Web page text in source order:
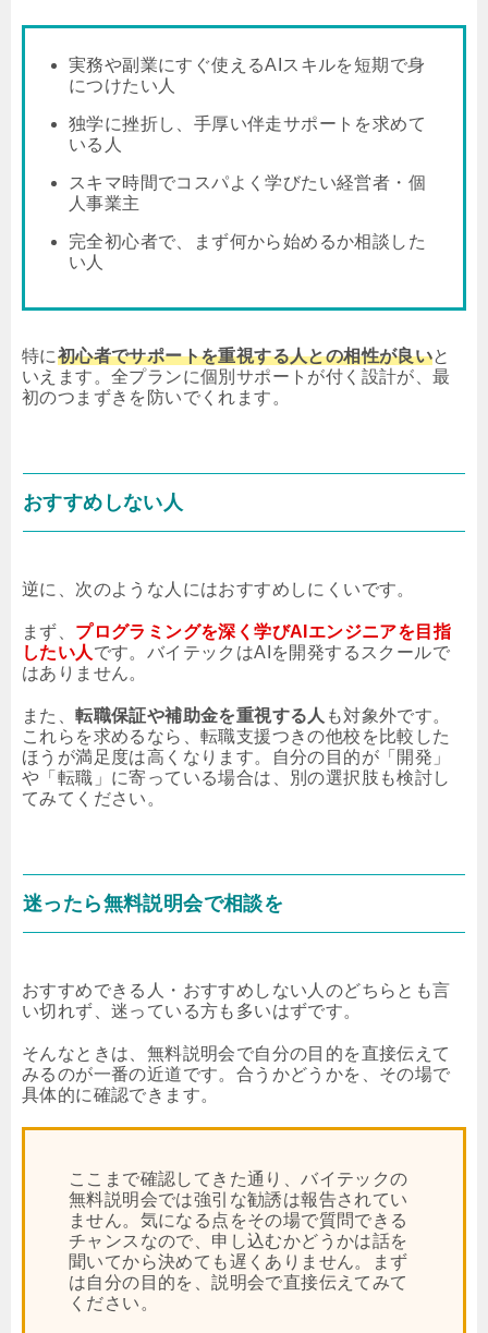
実務や副業にすぐ使えるAIスキルを短期で身
につけたい人
独学に挫折し、手厚い伴走サポートを求めて
いる人
スキマ時間でコスパよく学びたい経営者・個
人事業主
完全初心者で、まず何から始めるか相談した
い人
特に初心者でサポートを重視する人との相性が良いと
いえます。全プランに個別サポートが付く設計が、最
初のつまずきを防いでくれます。
おすすめしない人
逆に、次のような人にはおすすめしにくいです。
まず、 プログラミングを深く学びAIエンジニアを目指
したい人 です。バイテックはAIを開発するスクールで
はありません。
また、転職保証や補助金を重視する人 も対象外です。
これらを求めるなら、転職支援つきの他校を比較した
ほうが満足度は高くなります。自分の目的が「開発」
や「転職」に寄っている場合は、別の選択肢も検討し
てみてください。
迷ったら無料説明会で相談を
おすすめできる人・おすすめしない人のどちらとも言
い切れず、迷っている方も多いはずです。
そんなときは、無料説明会で自分の目的を直接伝えて
みるのが一番の近道です。合うかどうかを、その場で
具体的に確認できます。
ここまで確認してきた通り、バイテックの
無料説明会では強引な勧誘は報告されてい
ません。気になる点をその場で質問できる
チャンスなので、申し込むかどうかは話を
聞いてから決めても遅くありません。まず
は自分の目的を、説明会で直接伝えてみて
ください。